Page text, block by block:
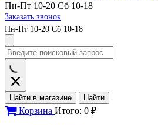
Пн-Пт 10-20 Сб 10-18
Заказать звонок
Пн-Пт 10-20 Сб 10-18
Найти в магазине Найти
Корзина Итого: 0 ₽